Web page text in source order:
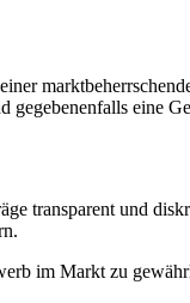
eine
transparent und
im Markt zu